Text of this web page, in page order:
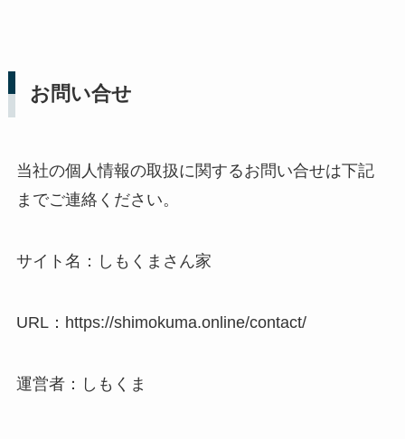
お問い合せ
当社の個人情報の取扱に関するお問い合せは下記
までご連絡ください。
サイト名：しもくまさん家
URL：https://shimokuma.online/contact/
運営者：しもくま